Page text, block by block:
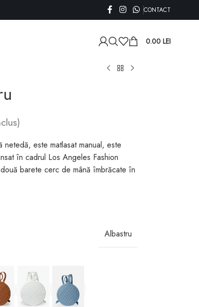
CONTACT
0.00 LEI
este matlasat manual, este
în cadrul Los Angeles Fashion
barete cerc de mână îmbrăcate în
Albastru